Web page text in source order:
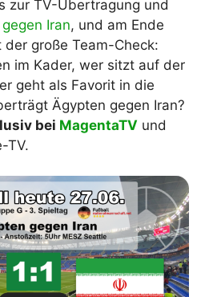
zur TV-Übertragung und
Iran, und am Ende
große Team-Check:
im Kader, wer sitzt auf der
geht als Favorit in die
Ägypten gegen Iran?
bei MagentaTV und
TV.